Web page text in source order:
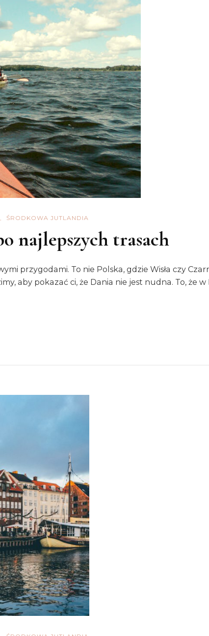
ŚRODKOWA JUTLANDIA
najlepszych trasach
przygodami. To nie Polska, gdzie Wisła czy
aby pokazać ci, że Dania nie jest nudna. To, że w